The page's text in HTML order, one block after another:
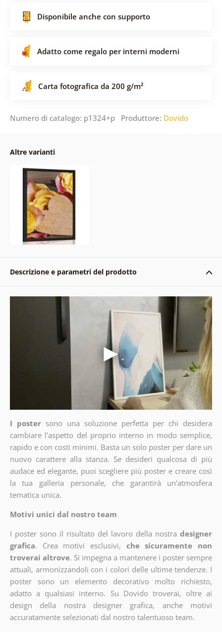
Disponibile anche con supporto
Adatto come regalo per interni moderni
Carta fotografica da 200 g/m²
Numero di catalogo: p1324+p Produttore: Dovido
Altre varianti
Descrizione e parametri del prodotto
I poster sono una soluzione perfetta per chi desidera
cambiare l'aspetto del proprio interno in modo semplice,
rapido e con costi minimi. Basta un solo poster per dare un
nuovo carattere alla stanza. Se desideri qualcosa di più
audace ed elegante, puoi scegliere più poster e creare così
la tua galleria personale, che garantirà un'atmosfera
tematica unica.
Motivi unici dal nostro team
I poster sono il risultato del lavoro della nostra designer
grafica. Crea motivi esclusivi, che sicuramente non
troverai altrove. Si impegna a mantenere i poster sempre
attuali, armonizzandoli con i colori delle ultime tendenze. I
poster sono un elemento decorativo molto richiesto,
adatto a qualsiasi interno. Su Dovido troverai, oltre ai
design della nostra designer grafica, anche motivi
accuratamente selezionati dal nostro talentuoso team.